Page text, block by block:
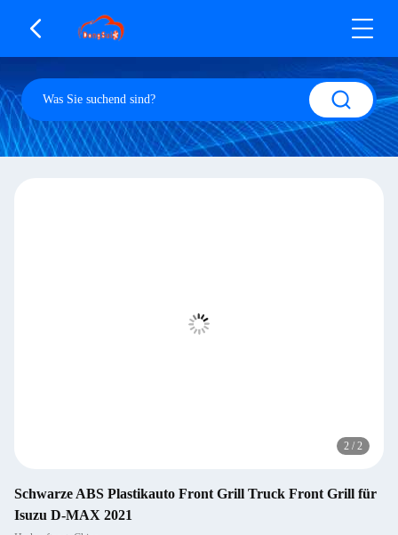
2 / 2
Schwarze ABS Plastikauto Front Grill Truck Front Grill für
Isuzu D-MAX 2021